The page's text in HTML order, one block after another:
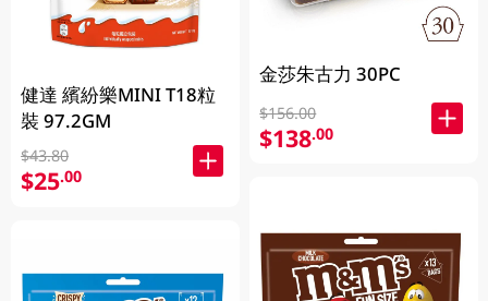
健達 繽紛樂MINI T18粒
裝 97.2GM
$43.80
$25.00
金莎朱古力 30PC
$156.00
$138.00